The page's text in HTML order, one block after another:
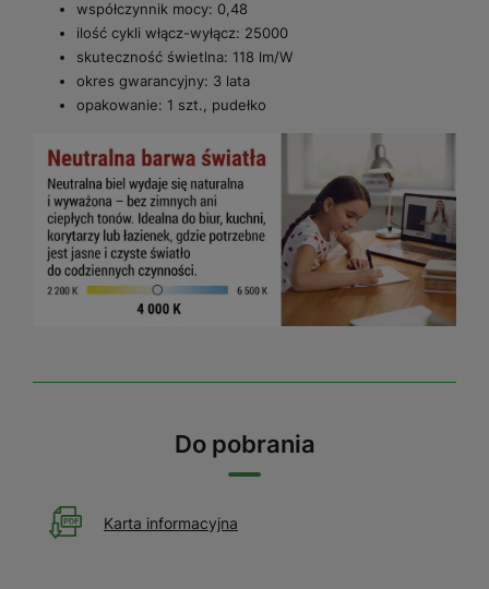
współczynnik mocy: 0,48
ilość cykli włącz-wyłącz: 25000
skuteczność świetlna: 118 lm/W
okres gwarancyjny: 3 lata
opakowanie: 1 szt., pudełko
Do pobrania
Karta informacyjna